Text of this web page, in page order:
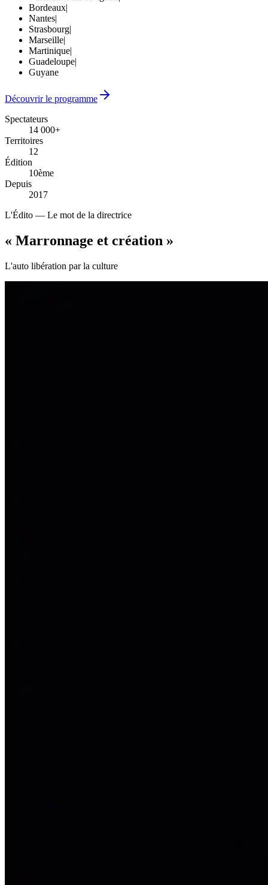
Bordeaux|
Nantes|
Strasbourg|
Marseille|
Martinique|
Guadeloupe|
Guyane
Découvrir le programme
Spectateurs
14 000+
14 000+
Territoires
12
12
Édition
10ème
10ème
Depuis
2017
2017
L'Édito — Le mot de la directrice
« Marronnage et création »
L'auto libération par la culture